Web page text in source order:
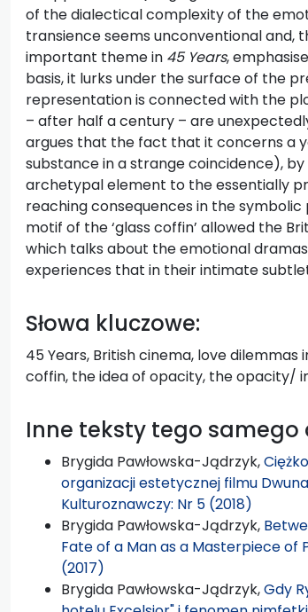
of the dialectical complexity of the
transience seems unconventional and,
important theme in 45 Years,
basis, it lurks under the surface of the
representation is connected with the
– after half a century – are
argues that the fact that it concerns a
substance in a strange coincidence),
archetypal element to the essentially
reaching consequences in the
motif of the ‘glass coffin’ allowed the
which talks about the emotional
experiences that in their intimate
Słowa kluczowe:
45 Years, British cinema, love
coffin, the idea of opacity, the opacity/
Inne teksty tego samego
Brygida Pawłowska-Jądrzyk,
organizacji estetycznej filmu
Kulturoznawczy: Nr 5 (2018)
Brygida Pawłowska-Jądrzyk,
Fate of a Man as a Masterpiece of
(2017)
Brygida Pawłowska-Jądrzyk,Gdy